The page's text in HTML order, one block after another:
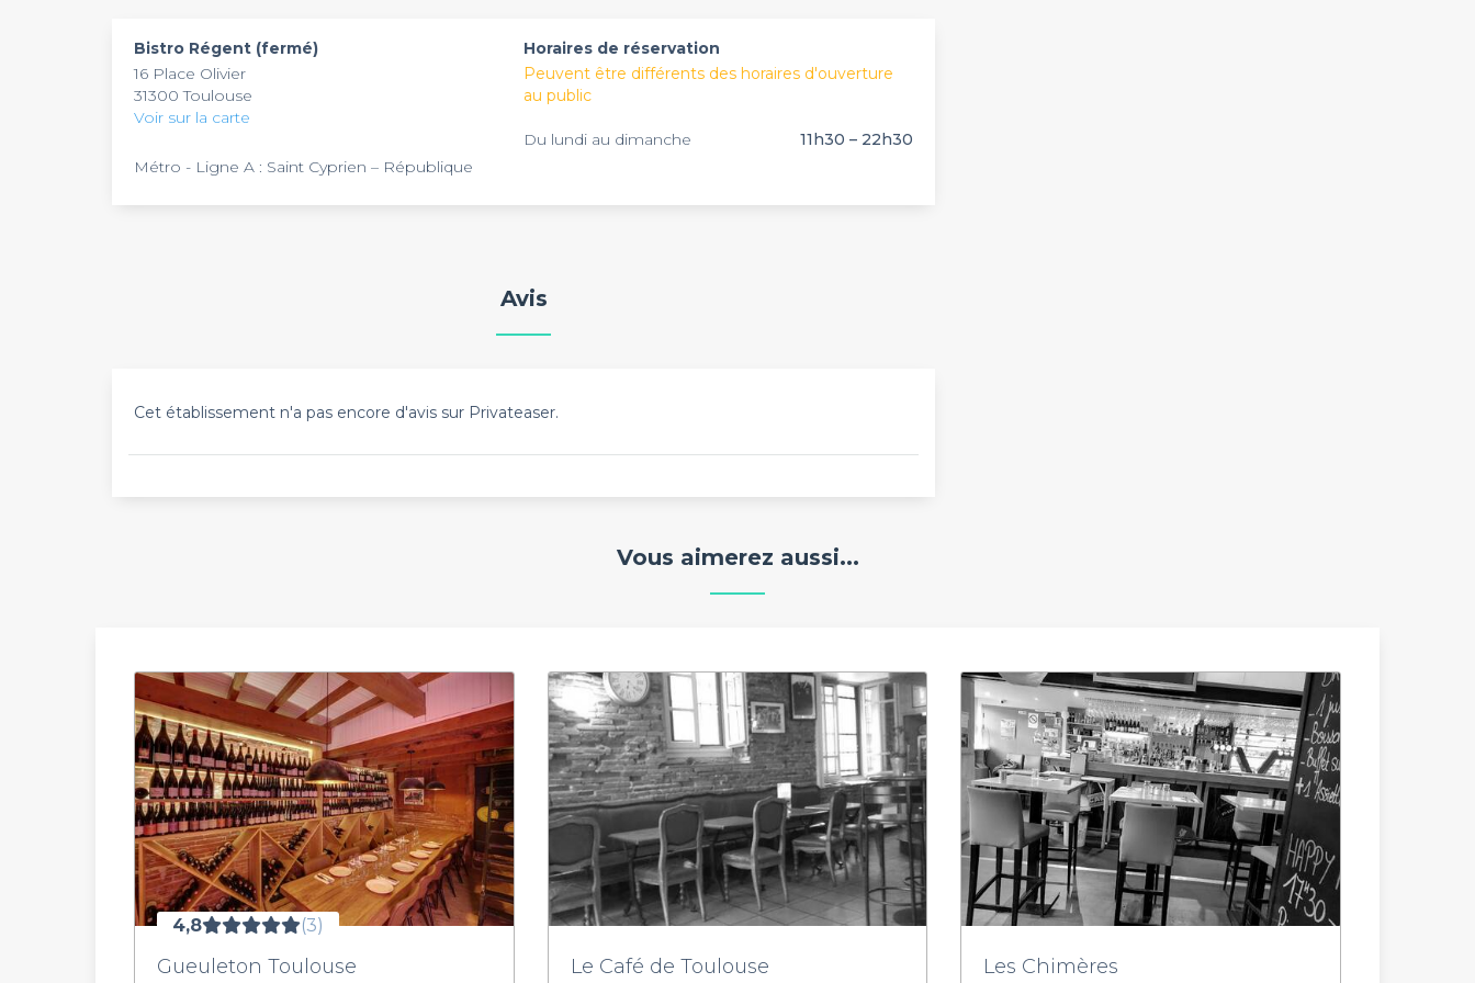
Bistro Régent (fermé)
16 Place Olivier
31300 Toulouse
Voir sur la carte
Métro - Ligne A : Saint Cyprien – République
Horaires de réservation
Peuvent être différents des horaires d'ouverture
au public
Du lundi au dimanche 11h30 – 22h30
Avis
Cet établissement n'a pas encore d'avis sur Privateaser.
Vous aimerez aussi...
4,8 (3)
Gueuleton Toulouse Le Café de Toulouse Les Chimères